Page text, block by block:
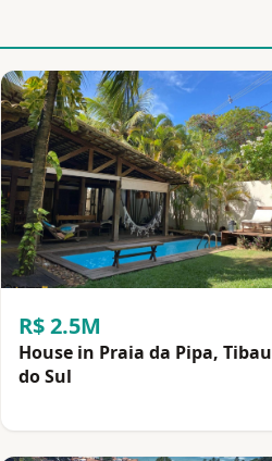
R$ 2.5M
House in Praia da Pipa, Tibau
do Sul